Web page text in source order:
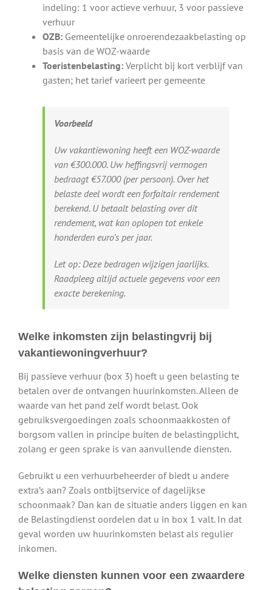
indeling: 1 voor actieve verhuur, 3 voor passieve
verhuur
OZB: Gemeentelijke onroerendezaakbelasting op
basis van de WOZ-waarde
Toeristenbelasting: Verplicht bij kort verblijf van
gasten; het tarief varieert per gemeente
Voorbeeld
Uw vakantiewoning heeft een WOZ-waarde
van €300.000. Uw heffingsvrij vermogen
bedraagt €57.000 (per persoon). Over het
belaste deel wordt een forfaitair rendement
berekend. U betaalt belasting over dit
rendement, wat kan oplopen tot enkele
honderden euro’s per jaar.
Let op:Deze bedragen wijzigen jaarlijks.
Raadpleeg altijd actuele gegevens voor een
exacte berekening.
Welke inkomsten zijn belastingvrij bij
vakantiewoningverhuur?
Bij passieve verhuur (box 3) hoeft u geen belasting te
betalen over de ontvangen huurinkomsten. Alleen de
waarde van het pand zelf wordt belast. Ook
gebruiksvergoedingen zoals schoonmaakkosten of
borgsom vallen in principe buiten de belastingplicht,
zolang er geen sprake is van aanvullende diensten.
Gebruikt u een verhuurbeheerder of biedt u andere
extra’s aan? Zoals ontbijtservice of dagelijkse
schoonmaak? Dan kan de situatie anders liggen en kan
de Belastingdienst oordelen dat u in box 1 valt. In dat
geval worden uw huurinkomsten belast als regulier
inkomen.
Welke diensten kunnen voor een zwaardere